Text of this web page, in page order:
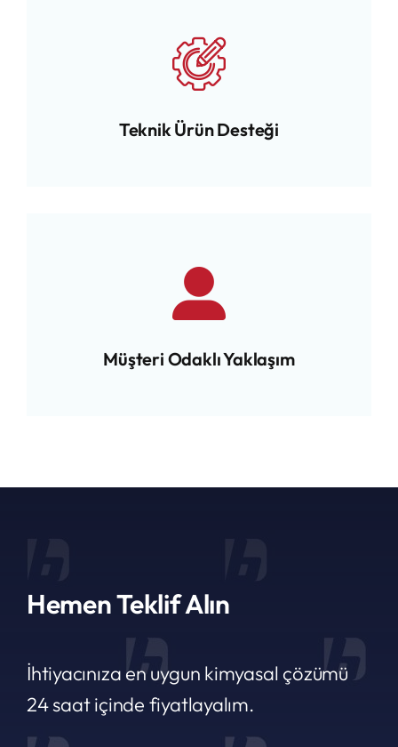
Teknik Ürün Desteği
Müşteri Odaklı Yaklaşım
Hemen Teklif Alın
İhtiyacınıza en uygun kimyasal çözümü
24 saat içinde fiyatlayalım.